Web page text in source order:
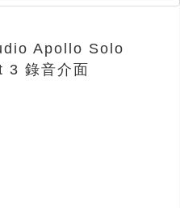
Apollo Solo
錄音介面